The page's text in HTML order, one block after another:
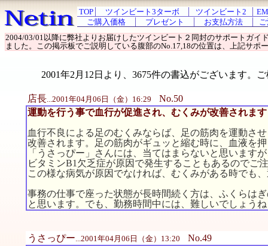
TOP ツインビート3ターボ ツインビート2
ご購入価格
プレゼント お支払方法
2004/03/01以降に弊社よりお届けしたツインビート２同封のサポートガイ
ました。この掲示板でご説明している腹部のNo.17,18の位置は、上記サポ
2001年2月12日より、3675件の書込がございます。
店長...2001年04月06日（金）16:29 No.50
運動を行う事で血行が促進され、むくみが改善されます
血行不良による足のむくみならば、足の筋肉を運動さ
改善されます。足の筋肉がギュッと縮む時に、血液を
「うさっぴー」さんには、当てはまらないと思います
ビタミンB1欠乏症が原因で発生することもあるのでご
この様な病気が原因でなければ、むくみがある時でも
事務の仕事で座った状態が長時間続く方は、ふくらは
と思います。でも、勤務時間中には、難しいでしょう
うさっぴー...2001年04月06日（金）13:20 No.49